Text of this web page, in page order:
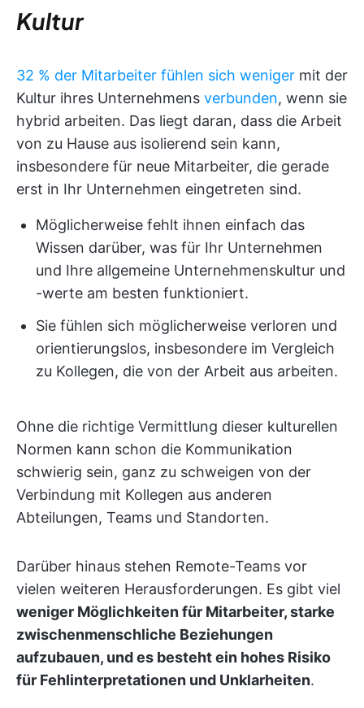
Kultur
32 % der Mitarbeiter fühlen sich weniger mit der
Kultur ihres Unternehmens verbunden, wenn sie
hybrid arbeiten. Das liegt daran, dass die Arbeit
von zu Hause aus isolierend sein kann,
insbesondere für neue Mitarbeiter, die gerade
erst in Ihr Unternehmen eingetreten sind.
Möglicherweise fehlt ihnen einfach das
Wissen darüber, was für Ihr Unternehmen
und Ihre allgemeine Unternehmenskultur und
-werte am besten funktioniert.
Sie fühlen sich möglicherweise verloren und
orientierungslos, insbesondere im Vergleich
zu Kollegen, die von der Arbeit aus arbeiten.
Ohne die richtige Vermittlung dieser kulturellen
Normen kann schon die Kommunikation
schwierig sein, ganz zu schweigen von der
Verbindung mit Kollegen aus anderen
Abteilungen, Teams und Standorten.
Darüber hinaus stehen Remote-Teams vor
vielen weiteren Herausforderungen. Es gibt viel
weniger Möglichkeiten für Mitarbeiter, starke
zwischenmenschliche Beziehungen
aufzubauen, und es besteht ein hohes Risiko
für Fehlinterpretationen und Unklarheiten.